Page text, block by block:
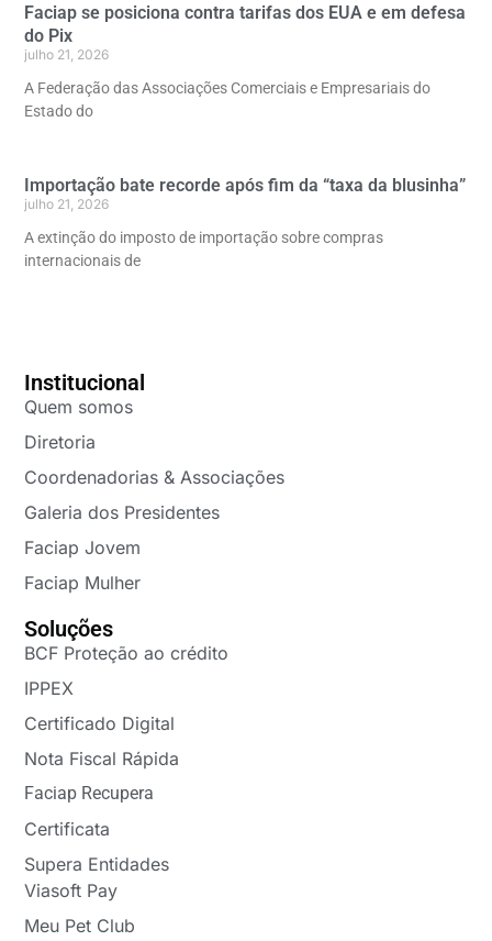
Faciap se posiciona contra tarifas dos EUA e em defesa
do Pix
julho 21, 2026
A Federação das Associações Comerciais e Empresariais do
Estado do
Importação bate recorde após fim da “taxa da blusinha”
julho 21, 2026
A extinção do imposto de importação sobre compras
internacionais de
Institucional
Quem somos
Diretoria
Coordenadorias & Associações
Galeria dos Presidentes
Faciap Jovem
Faciap Mulher
Soluções
BCF Proteção ao crédito
IPPEX
Certificado Digital
Nota Fiscal Rápida
Faciap Recupera
Certificata
Supera Entidades
Viasoft Pay
Meu Pet Club